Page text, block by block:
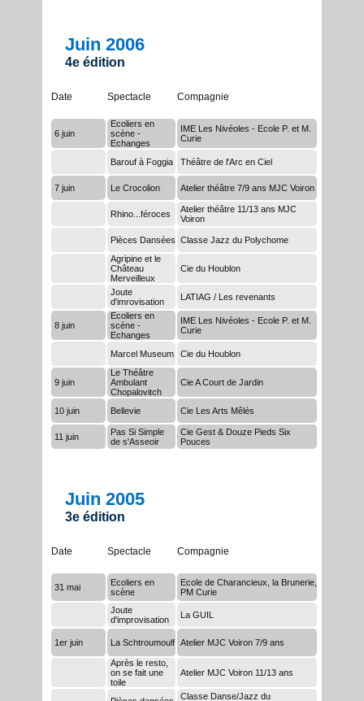
Juin 2006
4e édition
Date Spectacle Compagnie
6 juin
Ecoliers en
scène -
Echanges
IME Les Nivéoles - Ecole P. et M.
Curie
Barouf à Foggia Théâtre de l'Arc en Ciel
7 juin Le Crocolion Atelier théâtre 7/9 ans MJC Voiron
Rhino...féroces
Atelier théâtre 11/13 ans MJC
Voiron
Pièces Dansées Classe Jazz du Polychome
Agripine et le
Château
Merveilleux
Cie du Houblon
Joute
d'imrovisation
LATIAG / Les revenants
8 juin
Ecoliers en
scène -
Echanges
IME Les Nivéoles - Ecole P. et M.
Curie
Marcel Museum Cie du Houblon
9 juin
Le Théâtre
Ambulant
Chopalovitch
Cie A Court de Jardin
10 juin Bellevie Cie Les Arts Mêlés
11 juin
Pas Si Simple
de s'Asseoir
Cie Gest & Douze Pieds Six
Pouces
Juin 2005
3e édition
Date Spectacle Compagnie
31 mai
Ecoliers en
scène
Ecole de Charancieux, la Brunerie,
PM Curie
Joute
d'improvisation
La GUIL
1er juin La Schtroumoulf Atelier MJC Voiron 7/9 ans
Après le resto,
on se fait une
toile
Atelier MJC Voiron 11/13 ans
Classe Danse/Jazz du